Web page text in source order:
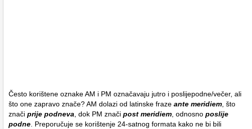
Često korištene oznake AM i PM označavaju jutro i poslijepodne/večer, ali
što one zapravo znače? AM dolazi od latinske fraze ante meridiem , što
znači prije podneva , dok PM znači post meridiem , odnosno poslije
podne . Preporučuje se korištenje 24-satnog formata kako ne bi bili